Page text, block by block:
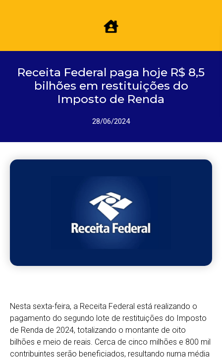
Receita Federal paga hoje R$ 8,5
bilhões em restituições do
Imposto de Renda
28/06/2024
Nesta sexta-feira, a Receita Federal está realizando o
pagamento do segundo lote de restituições do Imposto
de Renda de 2024, totalizando o montante de oito
bilhões e meio de reais. Cerca de cinco milhões e 800 mil
contribuintes serão beneficiados, resultando numa média